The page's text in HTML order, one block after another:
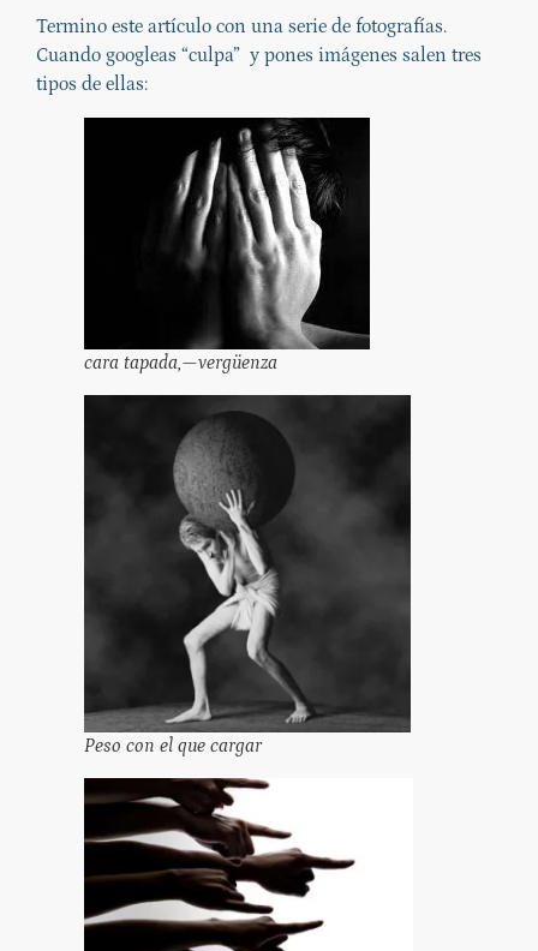
Termino este artículo con una serie de fotografías.
Cuando googleas “culpa” y pones imágenes salen tres
tipos de ellas:
cara tapada,—vergüenza
Peso con el que cargar